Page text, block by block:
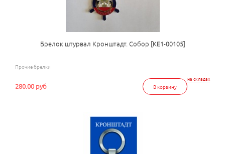
Брелок штурвал Кронштадт. Собор [КЕ1-00105]
Прочие брелки
на складах
В корзину
280.00 руб